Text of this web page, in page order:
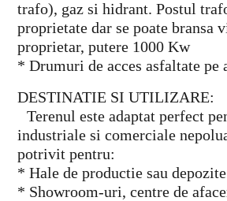
trafo), gaz si hidrant. Postul
proprietate dar se poate bransa
proprietar, putere 1000 Kw
* Drumuri de acces asfaltate pe
DESTINATIE SI UTILIZARE:
Terenul este adaptat perfect
industriale si comerciale
potrivit pentru:
* Hale de productie sau depozite
* Showroom-uri, centre de